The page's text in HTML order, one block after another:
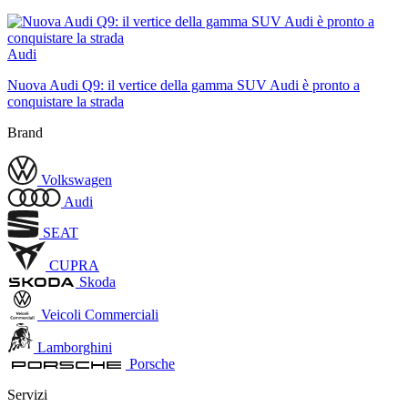
Audi
Nuova Audi Q9: il vertice della gamma SUV Audi è pronto a
conquistare la strada
Brand
Volkswagen
Audi
SEAT
CUPRA
Skoda
Veicoli Commerciali
Lamborghini
Porsche
Servizi